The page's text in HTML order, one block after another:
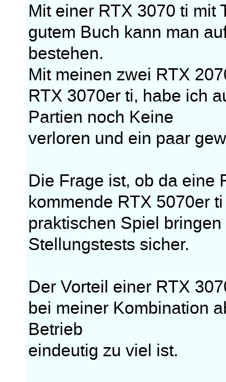
Mit einer RTX 3070 ti mit
gutem Buch kann man
bestehen.
Mit meinen zwei RTX
RTX 3070er ti, habe ich
Partien noch Keine
verloren und ein paar
Die Frage ist, ob da eine
kommende RTX 5070er
praktischen Spiel
Stellungstests sicher.
Der Vorteil einer RTX
bei meiner Kombination
Betrieb
eindeutig zu viel ist.